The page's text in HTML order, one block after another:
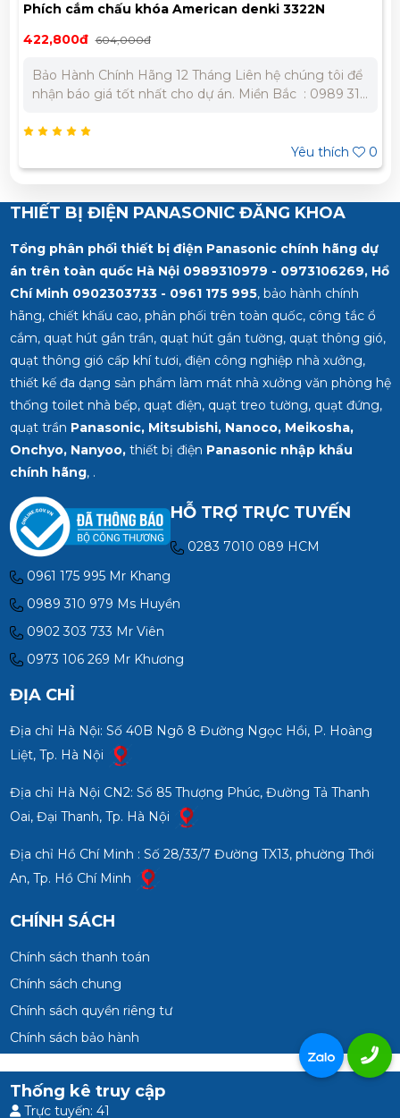
Phích cắm chấu khóa American denki 3322N
422,800đ 604,000đ
Bảo Hành Chính Hãng 12 Tháng Liên hệ chúng tôi để
nhận báo giá tốt nhất cho dự án. Miền Bắc : 0989 310
332 980
Yêu thích
0
THIẾT BỊ ĐIỆN PANASONIC ĐĂNG KHOA
Tổng phân phối thiết bị điện Panasonic chính hãng dự
án trên toàn quốc Hà Nội 0989310979 - 0973106269, Hồ
Chí Minh 0902303733 - 0961 175 995, bảo hành chính
hãng, chiết khấu cao, phân phối trên toàn quốc, công tắc ổ
cắm, quạt hút gắn trần, quạt hút gắn tường, quạt thông gió,
quạt thông gió cấp khí tươi, điện công nghiệp nhà xưởng,
thiết kế đa dạng sản phẩm làm mát nhà xưởng văn phòng hệ
thống toilet nhà bếp, quạt điện, quạt treo tường, quạt đứng,
quạt trần Panasonic, Mitsubishi, Nanoco, Meikosha,
Onchyo, Nanyoo,thiết bị điện Panasonic nhập khẩu
chính hãng, .
HỖ TRỢ TRỰC TUYẾN
0283 7010 089 HCM
0961 175 995 Mr Khang
0989 310 979 Ms Huyền
0902 303 733 Mr Viên
0973 106 269 Mr Khương
ĐỊA CHỈ
Địa chỉ Hà Nội: Số 40B Ngõ 8 Đường Ngọc Hồi, P. Hoàng
Liệt, Tp. Hà Nội
Địa chỉ Hà Nội CN2: Số 85 Thượng Phúc, Đường Tả Thanh
Oai, Đại Thanh, Tp. Hà Nội
Địa chỉ Hồ Chí Minh : Số 28/33/7 Đường TX13, phường Thới
An, Tp. Hồ Chí Minh
CHÍNH SÁCH
Chính sách thanh toán
Chính sách chung
Chính sách quyền riêng tư
Chính sách bảo hành
Thống kê truy cập
Trực tuyến: 41